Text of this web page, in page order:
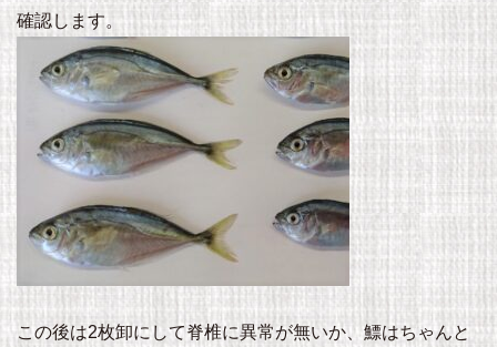
確認します。
この後は2枚卸にして脊椎に異常が無いか、鰾はちゃんと